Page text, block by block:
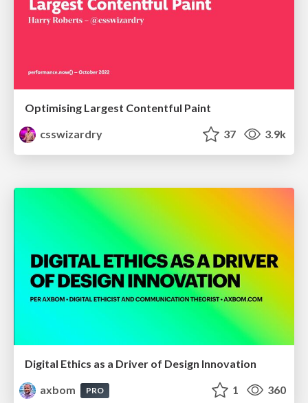
Optimising Largest Contentful Paint
csswizardry
37 3.9k
Digital Ethics as a Driver of Design Innovation
axbom
PRO 1 360